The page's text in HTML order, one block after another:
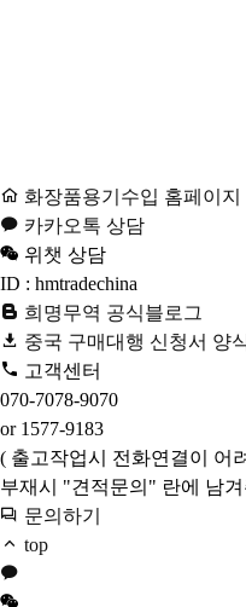
화장품용기수입 홈페이지
카카오톡 상담
위챗 상담
ID : hmtradechina
희명무역 공식블로그
중국 구매대행 신청서 양
고객센터
070-7078-9070
or 1577-9183
( 출고작업시 전화연결이 어
부재시 "견적문의" 란에 남
문의하기
top